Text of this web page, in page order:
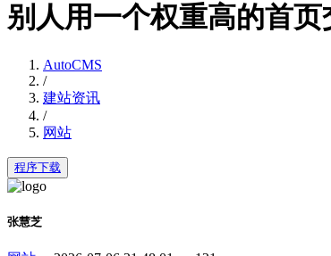
别人用一个权重高的首
AutoCMS
/
建站资讯
/
网站
程序下载
张慧芝